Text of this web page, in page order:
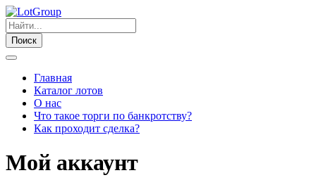
Поиск
Главная
Каталог лотов
О нас
Что такое торги по банкротству?
Как проходит сделка?
Мой аккаунт